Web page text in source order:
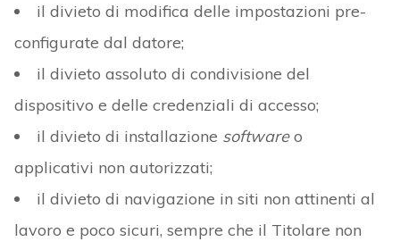
il divieto di modifica delle impostazioni pre-
configurate dal datore;
il divieto assoluto di condivisione del
dispositivo e delle credenziali di accesso;
il divieto di installazione softwareo
applicativi non autorizzati;
il divieto di navigazione in siti non attinenti al
lavoro e poco sicuri, sempre che il Titolare non